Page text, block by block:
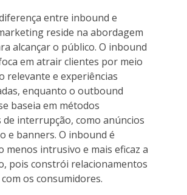
entre inbound e
reside na abordagem
alcançar o público. O inbound
em atrair clientes por meio
relevante e experiências
enquanto o outbound
baseia em métodos
interrupção, como anúncios
e banners. O inbound é
menos intrusivo e mais eficaz a
pois constrói relacionamentos
os consumidores.